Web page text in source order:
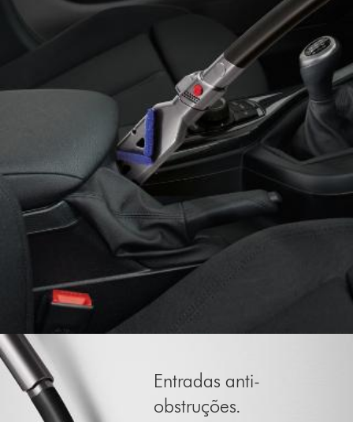
Entradas anti-
obstruções.